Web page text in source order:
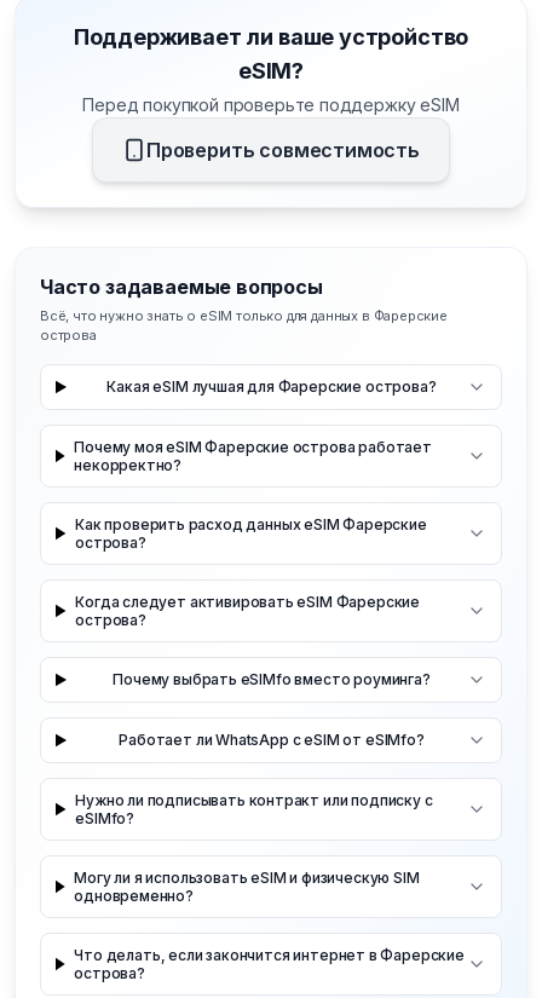
Поддерживает ли ваше устройство
eSIM?
Перед покупкой проверьте поддержку eSIM
Проверить совместимость
Часто задаваемые вопросы
Всё, что нужно знать о eSIM только для данных в Фарерские
острова
Какая eSIM лучшая для Фарерские острова?
Почему моя eSIM Фарерские острова работает
некорректно?
Как проверить расход данных eSIM Фарерские
острова?
Когда следует активировать eSIM Фарерские
острова?
Почему выбрать eSIMfo вместо роуминга?
Работает ли WhatsApp с eSIM от eSIMfo?
Нужно ли подписывать контракт или подписку с
eSIMfo?
Могу ли я использовать eSIM и физическую SIM
одновременно?
Что делать, если закончится интернет в Фарерские
острова?